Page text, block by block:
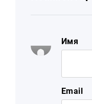
Имя
Email